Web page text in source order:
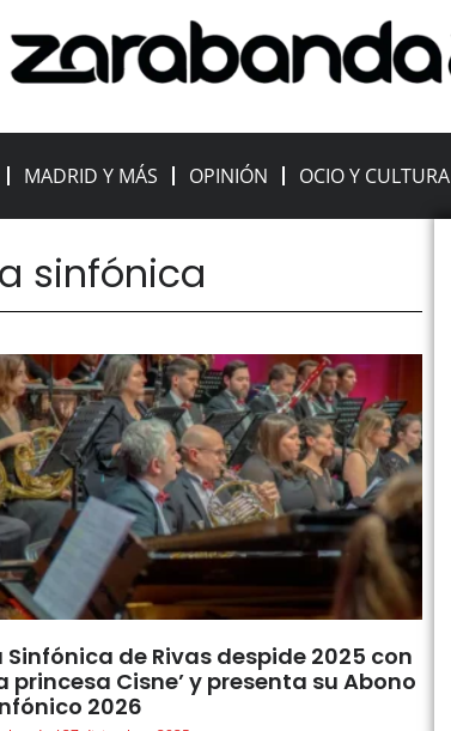
MADRID Y MÁS OPINIÓN OCIO Y CULTURA
sinfónica
Sinfónica de Rivas despide 2025 con
princesa Cisne’ y presenta su Abono
2026